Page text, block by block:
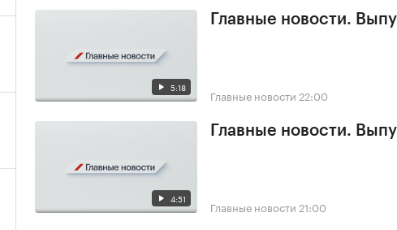
5:18
Главные новости.
Главные новости 22:00
4:51
Главные новости.
Главные новости 21:00